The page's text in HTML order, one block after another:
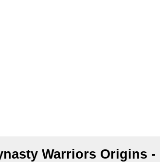
Warriors Origins -